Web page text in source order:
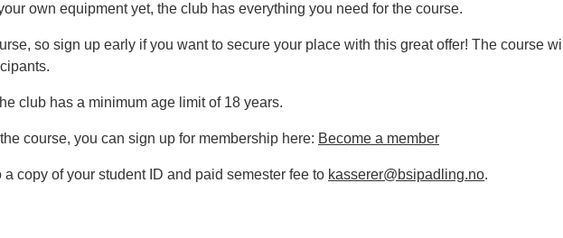
own equipment yet, the club has everything you need for the course.
so sign up early if you want to secure your place with this great offer! The course will
club has a minimum age limit of 18 years.
course, you can sign up for membership here: Become a member
copy of your student ID and paid semester fee to kasserer@bsipadling.no.